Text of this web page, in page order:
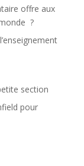
offre aux
?
section
pour